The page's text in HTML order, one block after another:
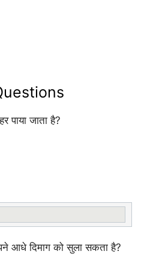
पाया जाता है?
आधे दिमाग को सुला सकता है?